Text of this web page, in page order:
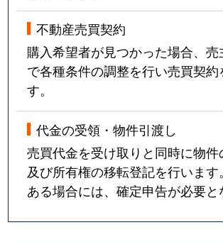
大国
1,500万円 大国町
大国
1,700万円 大国町
大国
1,700万円 大国町
大国
1,700万円 大国町
大国
1,700万円 大国町
大国
1,900万円 大国町
大国
1,800万円 大国町
不動産売買契約
購入希望者が見つかった場合、売
で各種条件の調整を行い売買契約
す。
代金の受領・物件引渡し
売買代金を受け取りと同時に物件
及び所有権の移転登記を行いま
ある場合には、確定申告が必要と